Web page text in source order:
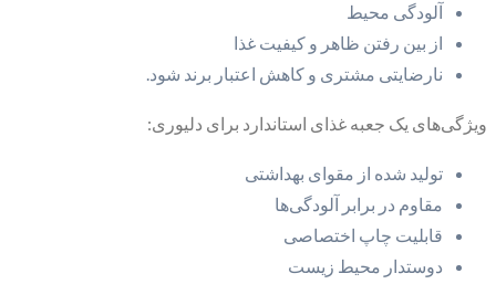
آلودگی محیط
از بین رفتن ظاهر و کیفیت غذا
نارضایتی مشتری و کاهش اعتبار برند شود.
ویژگی‌های یک جعبه غذای استاندارد برای دلیوری:
تولید شده از مقوای بهداشتی
مقاوم در برابر آلودگی‌ها
قابلیت چاپ اختصاصی
دوستدار محیط زیست